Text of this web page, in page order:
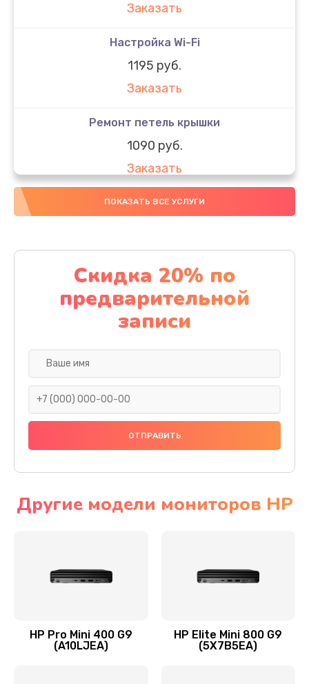
Заказать
Настройка Wi-Fi
1195 руб.
Заказать
Ремонт петель крышки
1090 руб.
Заказать
Замена вебкамеры
Заказать
Установка драйверов
1000 руб.
Заказать
Восстановление данных
ПОКАЗАТЬ ВСЕ УСЛУГИ
Скидка 20% по
предварительной
записи
Другие модели мониторов HP
HP Pro Mini 400 G9
(A10LJEA)
HP Elite Mini 800 G9
(5X7B5EA)